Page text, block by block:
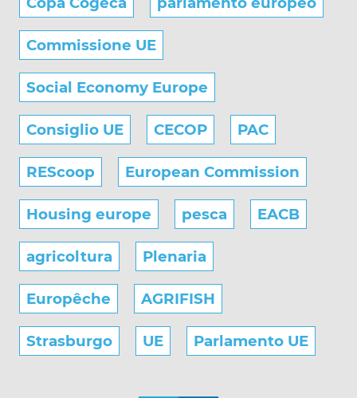
Commissione UE
Social Economy Europe
Consiglio UE CECOP PAC
REScoop European Commission
Housing europe pesca EACB
agricoltura Plenaria
Europêche AGRIFISH
Strasburgo UE Parlamento UE